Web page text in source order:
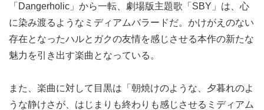
「Dangerholic」から一転、劇場版主題歌「SBY」は、心
に染み渡るようなミディアムバラードだ。かけがえのない
存在となったハルとガクの友情を感じさせる本作の新たな
魅力を引き出す楽曲となっている。
また、楽曲に対して目黒は「朝焼けのような、夕暮れのよ
うな静けさが、はじまりも終わりも感じさせるミディアム